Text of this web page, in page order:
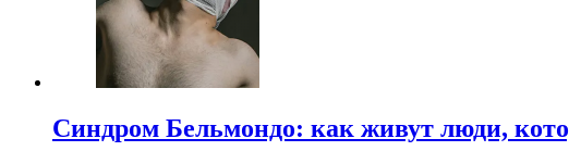
Синдром Бельмондо: как живут люди,